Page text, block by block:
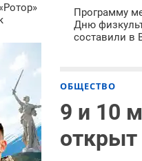
Программу
Дню
составили в
ОБЩЕСТВО
9 и 10